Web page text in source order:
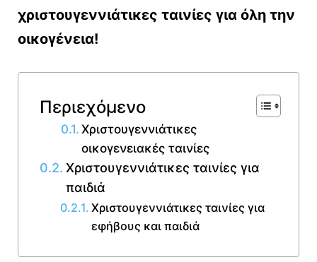
χριστουγεννιάτικες ταινίες για όλη την
οικογένεια!
Περιεχόμενο
Χριστουγεννιάτικες
οικογενειακές ταινίες
Χριστουγεννιάτικες ταινίες για
παιδιά
Χριστουγεννιάτικες ταινίες για
εφήβους και παιδιά